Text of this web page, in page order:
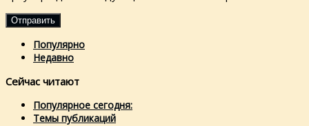
Популярно
Недавно
Сейчас читают
Популярное сегодня:
Темы публикаций